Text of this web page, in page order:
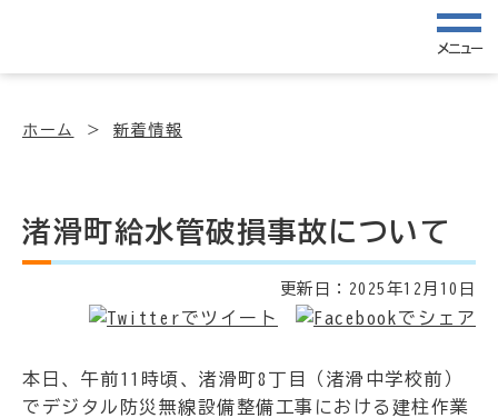
メニュー
ホーム 新着情報
渚滑町給水管破損事故について
更新日： 2025年12月10日
本日、午前11時頃、渚滑町8丁目（渚滑中学校前）
でデジタル防災無線設備整備工事における建柱作業